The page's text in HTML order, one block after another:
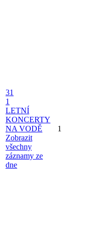
31
1
LETNÍ
KONCERTY
NA VODĚ
Zobrazit
všechny
záznamy ze
dne
1